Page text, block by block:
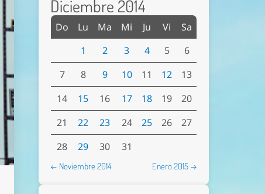
Diciembre 2014
Do Lu Ma Mi Ju Vi
Sa
1
2 3 4 5
6
7
8 9 10 11 12
13
14
15 16 17 18 19
20
21
22 23 24 25 26
27
28
29 30 31
← Noviembre 2014 Enero 2015 →